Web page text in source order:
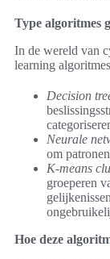
Type algoritmes
In de wereld van
learning
Decision
Neurale
om
K-means
groeperen
Hoe deze